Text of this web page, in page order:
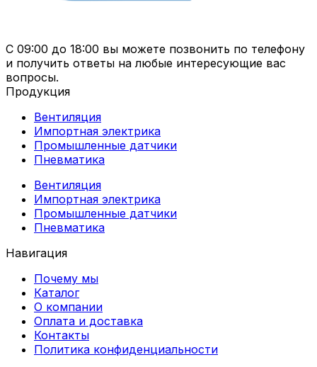
С 09:00 до 18:00 вы можете позвонить по телефону
и получить ответы на любые интересующие вас
вопросы.
Продукция
Вентиляция
Импортная электрика
Промышленные датчики
Пневматика
Вентиляция
Импортная электрика
Промышленные датчики
Пневматика
Навигация
Почему мы
Каталог
О компании
Оплата и доставка
Контакты
Политика конфиденциальности